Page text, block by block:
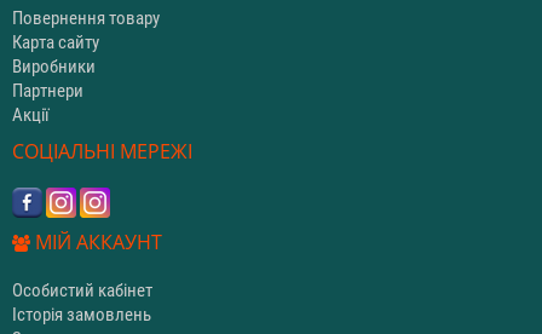
Повернення товару
Карта сайту
Виробники
Партнери
Акції
СОЦІАЛЬНІ МЕРЕЖІ
МІЙ АККАУНТ
Особистий кабінет
Історія замовлень